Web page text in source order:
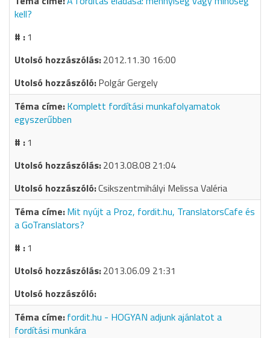
kell?
1
2012.11.30 16:00
Polgár Gergely
Komplett fordítási munkafolyamatok
egyszerűbben
1
2013.08.08 21:04
Csikszentmihályi Melissa Valéria
Mit nyújt a Proz, fordit.hu, TranslatorsCafe és
a GoTranslators?
1
2013.06.09 21:31
fordit.hu - HOGYAN adjunk ajánlatot a
fordítási munkára